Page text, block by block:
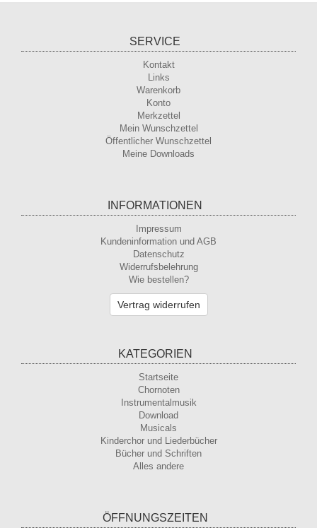
SERVICE
Kontakt
Links
Warenkorb
Konto
Merkzettel
Mein Wunschzettel
Öffentlicher Wunschzettel
Meine Downloads
INFORMATIONEN
Impressum
Kundeninformation und AGB
Datenschutz
Widerrufsbelehrung
Wie bestellen?
Vertrag widerrufen
KATEGORIEN
Startseite
Chornoten
Instrumentalmusik
Download
Musicals
Kinderchor und Liederbücher
Bücher und Schriften
Alles andere
ÖFFNUNGSZEITEN